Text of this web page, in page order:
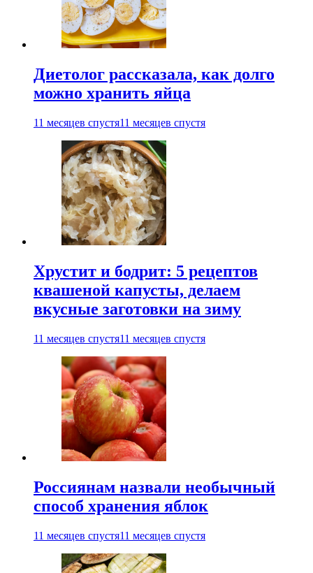
Диетолог рассказала, как долго
можно хранить яйца
11 месяцев спустя11 месяцев спустя
Хрустит и бодрит: 5 рецептов
квашеной капусты, делаем
вкусные заготовки на зиму
11 месяцев спустя11 месяцев спустя
Россиянам назвали необычный
способ хранения яблок
11 месяцев спустя11 месяцев спустя